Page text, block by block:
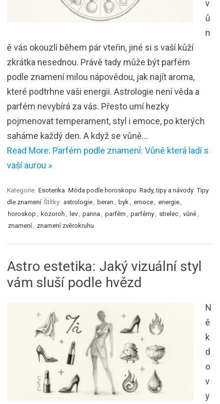
v
ů
n
ě vás okouzlí během pár vteřin, jiné si s vaší kůží
zkrátka nesednou. Právě tady může být parfém
podle znamení milou nápovědou, jak najít aroma,
které podtrhne vaši energii. Astrologie není věda a
parfém nevybírá za vás. Přesto umí hezky
pojmenovat temperament, styl i emoce, po kterých
saháme každý den. A když se vůně…
Read More: Parfém podle znamení: Vůně která ladí s
vaší aurou »
Kategorie: Esoterika Móda podle horoskopu Rady, tipy a návody Tipy
dle znamení Štítky: astrologie beran byk emoce energie
horoskop
kozoroh lev panna parfém parfémy strelec vůně
znamení
znamení zvěrokruhu
Astro estetika: Jaký vizuální styl
vám sluší podle hvězd
N
ě
k
d
o
v
y